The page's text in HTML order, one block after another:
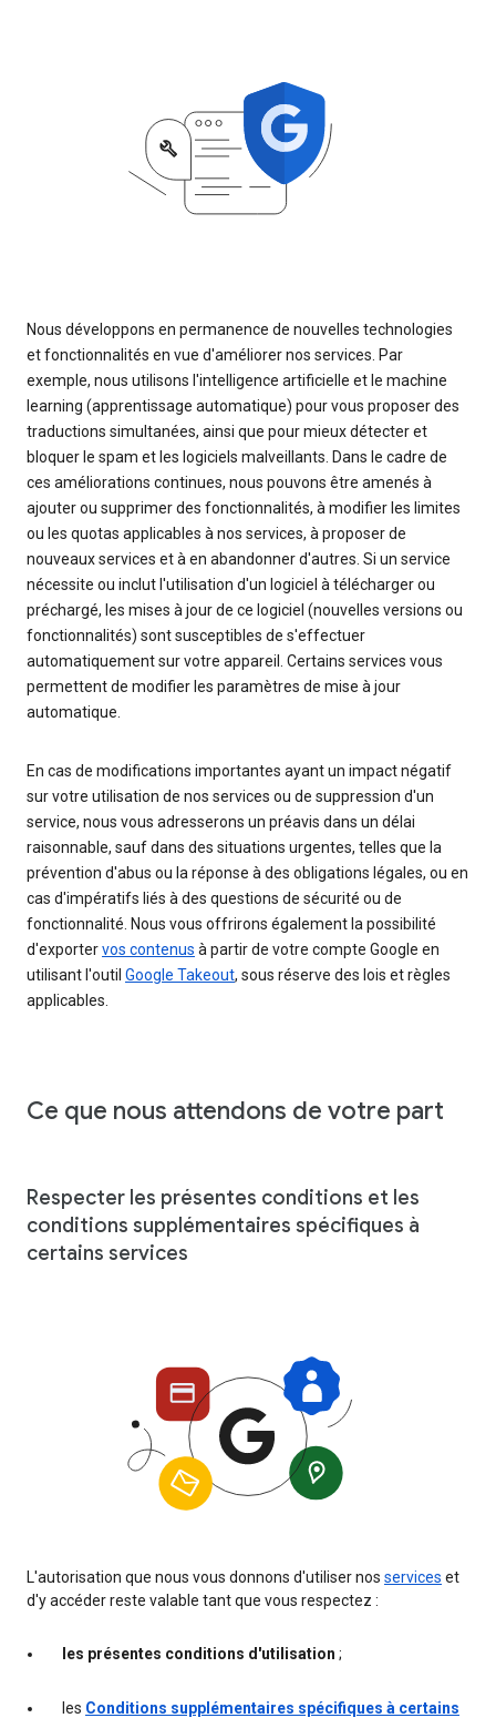
Nous développons en permanence de nouvelles technologies
et fonctionnalités en vue d'améliorer nos services. Par
exemple, nous utilisons l'intelligence artificielle et le machine
learning (apprentissage automatique) pour vous proposer des
traductions simultanées, ainsi que pour mieux détecter et
bloquer le spam et les logiciels malveillants. Dans le cadre de
ces améliorations continues, nous pouvons être amenés à
ajouter ou supprimer des fonctionnalités, à modifier les limites
ou les quotas applicables à nos services, à proposer de
nouveaux services et à en abandonner d'autres. Si un service
nécessite ou inclut l'utilisation d'un logiciel à télécharger ou
préchargé, les mises à jour de ce logiciel (nouvelles versions ou
fonctionnalités) sont susceptibles de s'effectuer
automatiquement sur votre appareil. Certains services vous
permettent de modifier les paramètres de mise à jour
automatique.
En cas de modifications importantes ayant un impact négatif
sur votre utilisation de nos services ou de suppression d'un
service, nous vous adresserons un préavis dans un délai
raisonnable, sauf dans des situations urgentes, telles que la
prévention d'abus ou la réponse à des obligations légales, ou en
cas d'impératifs liés à des questions de sécurité ou de
fonctionnalité. Nous vous offrirons également la possibilité
d'exportervos contenus à partir de votre compte Google en
utilisant l'outil Google Takeout, sous réserve des lois et règles
applicables.
Ce que nous attendons de votre part
Respecter les présentes conditions et les
conditions supplémentaires spécifiques à
certains services
L'autorisation que nous vous donnons d'utiliser nos services et
d'y accéder reste valable tant que vous respectez :
les présentes conditions d'utilisation ;
les Conditions supplémentaires spécifiques à certains